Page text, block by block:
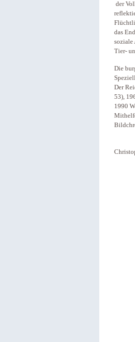
der
das
soziale
Tier-
Die
Der
53),
1990